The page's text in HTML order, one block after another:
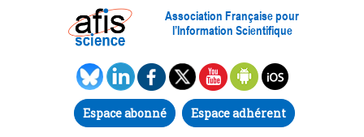
Association Française pour
l’Information Scientifique
Espace abonné Espace adhérent